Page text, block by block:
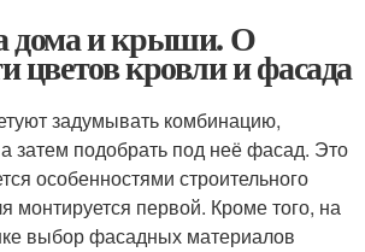
дома и крыши. О
цветов кровли и фасада
задумывать комбинацию,
затем подобрать под неё фасад. Это
особенностями строительного
монтируется первой. Кроме того, на
выбор фасадных материалов